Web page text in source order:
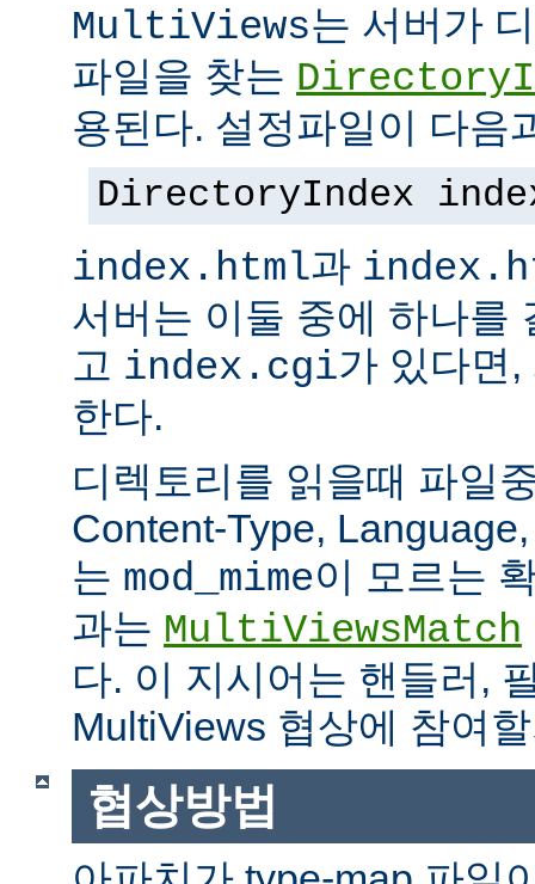
MultiViews는 서버가
파일을 찾는
용된다. 설정파일이 다음
DirectoryIndex
index.html과
서버는 이둘 중에 하나를
고 index.cgi가 있다면
한다.
디렉토리를 읽을때 파일
Content-Type,
는 mod_mime이 모르는
과는 MultiViewsMatch
다. 이 지시어는 핸들러,
MultiViews 협상에 참여
협상방법